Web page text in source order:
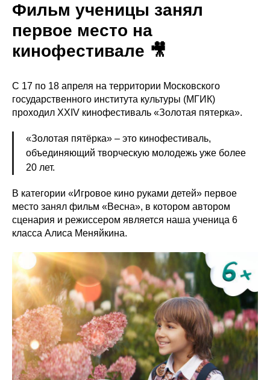
Фильм ученицы занял
первое место на
кинофестивале 🎥
С 17 по 18 апреля на территории Московского
государственного института культуры (МГИК)
проходил XXIV кинофестиваль «Золотая пятерка».
«Золотая пятёрка» – это кинофестиваль,
объединяющий творческую молодежь уже более
20 лет.
В категории «Игровое кино руками детей» первое
место занял фильм «Весна», в котором автором
сценария и режиссером является наша ученица 6
класса Алиса Меняйкина.